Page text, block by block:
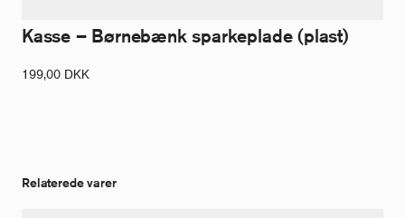
Kasse – Børnebænk sparkeplade (plast)
199,00 DKK
Relaterede varer